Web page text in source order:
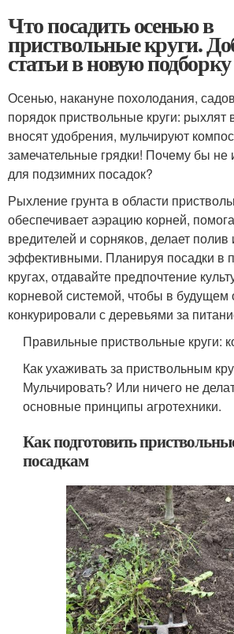
Что посадить осенью в
приствольные круги.
статьи в новую подборку
Осенью, накануне похолодания,
порядок приствольные круги: рыхлят
вносят удобрения, мульчируют
замечательные грядки! Почему бы не
для подзимних посадок?
Рыхление грунта в области
обеспечивает аэрацию корней,
вредителей и сорняков, делает
эффективными. Планируя посадки в
кругах, отдавайте предпочтение
корневой системой, чтобы в будущем
конкурировали с деревьями за
Правильные приствольные круги:
Как ухаживать за приствольным
Мульчировать? Или ничего не
основные принципы агротехники.
Как подготовить
посадкам